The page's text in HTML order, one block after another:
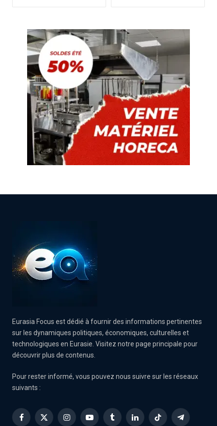
Eurasia Focus est dédié à fournir des informations pertinentes
sur les dynamiques politiques, économiques, culturelles et
technologiques en Eurasie. Visitez notre page principale pour
découvrir plus de contenus.
Pour rester informé, vous pouvez nous suivre sur les réseaux
suivants :
Facebook
X
InstagramYouTubeTumblrLinkedInTikTok Telegram